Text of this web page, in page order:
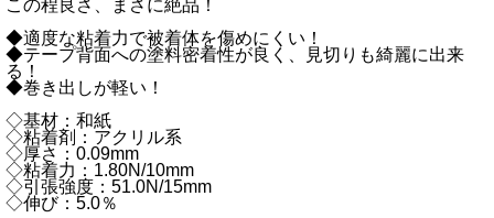
この程良さ、まさに絶品！
◆適度な粘着力で被着体を傷めにくい！
◆テープ背面への塗料密着性が良く、見切りも綺麗に出来
る！
◆巻き出しが軽い！
◇基材：和紙
◇粘着剤：アクリル系
◇厚さ：0.09mm
◇粘着力：1.80N/10mm
◇引張強度：51.0N/15mm
◇伸び：5.0％